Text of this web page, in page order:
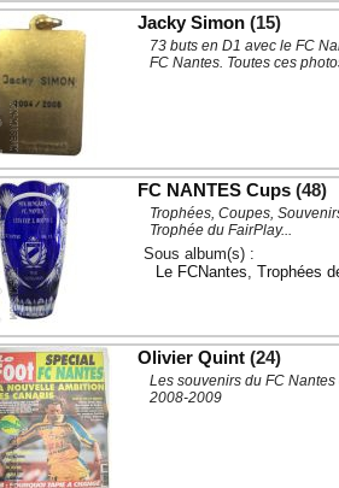
Jacky Simon (15)
73 buts en D1 avec le FC
FC Nantes. Toutes ces
FC NANTES Cups (48)
Trophées, Coupes,
Trophée du FairPlay...
Sous album(s) :
Le FCNantes, Trophées
Olivier Quint (24)
Les souvenirs du FC
2008-2009